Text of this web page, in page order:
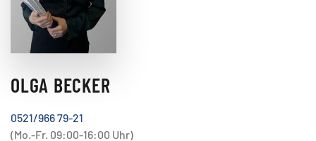
OLGA BECKER
0521/966 79-21
(Mo.-Fr. 09:00-16:00 Uhr)